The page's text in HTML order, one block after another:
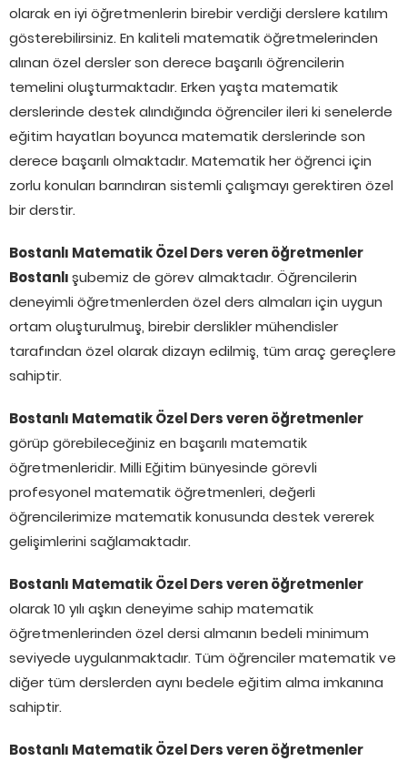
olarak en iyi öğretmenlerin birebir verdiği derslere katılım
gösterebilirsiniz. En kaliteli matematik öğretmelerinden
alınan özel dersler son derece başarılı öğrencilerin
temelini oluşturmaktadır. Erken yaşta matematik
derslerinde destek alındığında öğrenciler ileri ki senelerde
eğitim hayatları boyunca matematik derslerinde son
derece başarılı olmaktadır. Matematik her öğrenci için
zorlu konuları barındıran sistemli çalışmayı gerektiren özel
bir derstir.
Bostanlı Matematik Özel Ders veren öğretmenler
Bostanlışubemiz de görev almaktadır. Öğrencilerin
deneyimli öğretmenlerden özel ders almaları için uygun
ortam oluşturulmuş, birebir derslikler mühendisler
tarafından özel olarak dizayn edilmiş, tüm araç gereçlere
sahiptir.
Bostanlı Matematik Özel Ders veren öğretmenler
görüp görebileceğiniz en başarılı matematik
öğretmenleridir. Milli Eğitim bünyesinde görevli
profesyonel matematik öğretmenleri, değerli
öğrencilerimize matematik konusunda destek vererek
gelişimlerini sağlamaktadır.
Bostanlı Matematik Özel Ders veren öğretmenler
olarak 10 yılı aşkın deneyime sahip matematik
öğretmenlerinden özel dersi almanın bedeli minimum
seviyede uygulanmaktadır. Tüm öğrenciler matematik ve
diğer tüm derslerden aynı bedele eğitim alma imkanına
sahiptir.
Bostanlı Matematik Özel Ders veren öğretmenler